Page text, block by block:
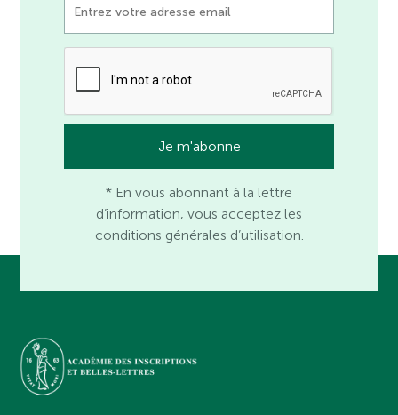
* En vous abonnant à la lettre
d’information, vous acceptez les
conditions générales d’utilisation.